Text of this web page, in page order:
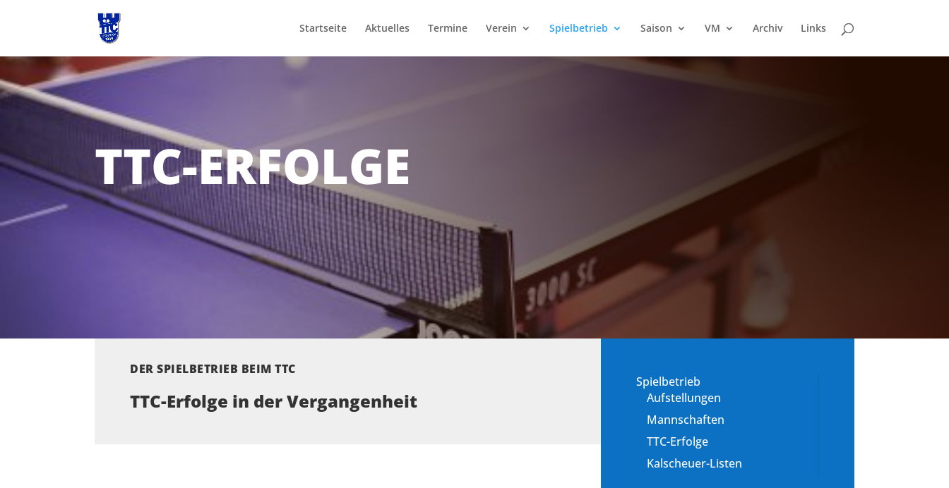
Startseite Aktuelles Termine Verein Spielbetrieb Saison VM Archiv Links
TTC-ERFOLGE
DER SPIELBETRIEB BEIM TTC
TTC-Erfolge in der Vergangenheit
Spielbetrieb
Aufstellungen
Mannschaften
TTC-Erfolge
Kalscheuer-Listen